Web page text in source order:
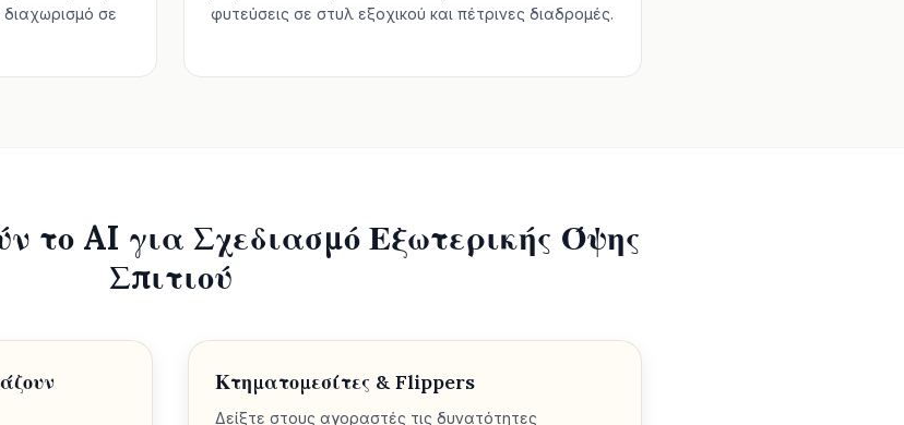
σε
φυτεύσεις σε στυλ εξοχικού και πέτρινες διαδρομές.
το AI για Σχεδιασμό Εξωτερικής Όψης
Σπιτιού
Κτηματομεσίτες & Flippers
Δείξτε στους αγοραστές τις δυνατότητες